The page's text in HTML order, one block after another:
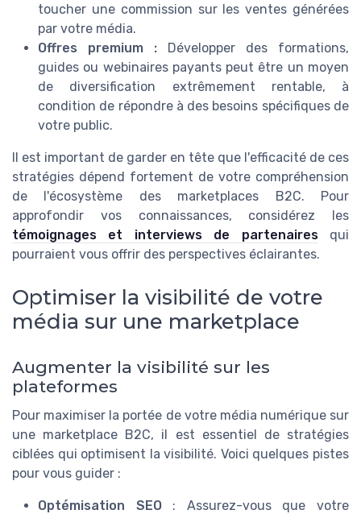
toucher une commission sur les ventes générées
par votre média.
Offres premium :
Développer des formations,
guides ou webinaires payants peut être un moyen
de diversification extrêmement rentable, à
condition de répondre à des besoins spécifiques de
votre public.
Il est important de garder en tête que l'efficacité de ces
stratégies dépend fortement de votre compréhension
de l'écosystème des marketplaces B2C. Pour
approfondir vos connaissances, considérez les
témoignages et interviews de partenairesqui
pourraient vous offrir des perspectives éclairantes.
Optimiser la visibilité de votre
média sur une marketplace
Augmenter la visibilité sur les
plateformes
Pour maximiser la portée de votre média numérique sur
une marketplace B2C, il est essentiel de stratégies
ciblées qui optimisent la visibilité. Voici quelques pistes
pour vous guider :
Optémisation SEO: Assurez-vous que votre